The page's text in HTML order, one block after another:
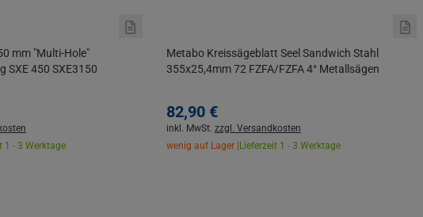
mm "Multi-Hole"
SXE 450 SXE3150
1 - 3 Werktage
Metabo Kreissägeblatt Seel Sandwich Stahl
355x25,4mm 72 FZFA/FZFA 4° Metallsägen
82,90 €
inkl. MwSt. zzgl. Versandkosten
wenig auf Lager | Lieferzeit 1 - 3 Werktage